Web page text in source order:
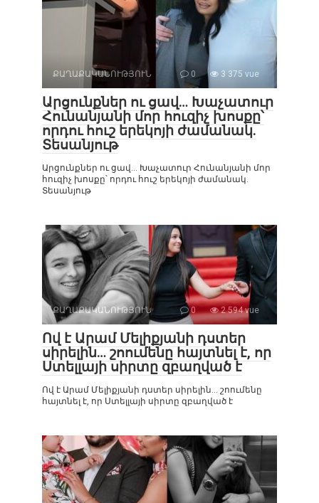
ՔԱՂԱՔԱԿԱՆՈՒԹՅՈՒՆ 0 3 375 vue
Արցունքներ ու ցավ… Խաչատուր
Հունանյանի մոր հուզիչ խոսքը՝
որդու հուշ երեկոյի ժամանակ.
Տեսանյութ
Արցունքներ ու ցավ… Խաչատուր Հունանյանի մոր
հուզիչ խոսքը՝ որդու հուշ երեկոյի ժամանակ.
Տեսանյութ
ՔԱՂԱՔԱԿԱՆՈՒԹՅՈՒՆ 0 2 594 vue
Ով է Արամ Մելիքյանի դստեր
սիրելին… շոումենը հայտնել է, որ
Ստելլայի սիրտը զբաղված է
Ով է Արամ Մելիքյանի դստեր սիրելին… շոումենը
հայտնել է, որ Ստելլայի սիրտը զբաղված է